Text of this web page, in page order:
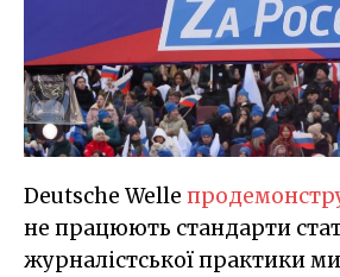
Deutsche Welle
не працюють стандарти
журналістської практики